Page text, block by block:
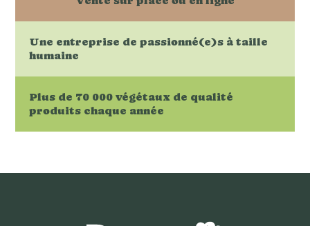
Une entreprise de passionné(e)s à taille
humaine
Plus de 70 000 végétaux de qualité
produits chaque année